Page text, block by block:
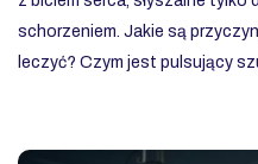
schorzeniem. Jakie są
leczyć? Czym jest pulsujący